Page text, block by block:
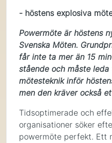
- höstens explosiva
Powermöte är höstens
Svenska Möten.
får inte ta mer än 15
stående och måste
mötesteknik inför
men den kräver också
Tidsoptimerade och
organisationer söker
powermöte perfekt. Ett